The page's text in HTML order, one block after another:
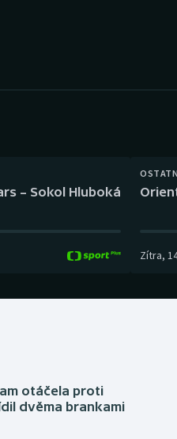
– Sokol Hluboká
Zítra,
otáčela proti
dvěma brankami